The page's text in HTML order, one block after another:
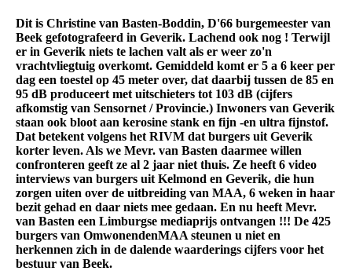
Dit is Christine van Basten-Boddin, D'66 burgemeester van
Beek gefotografeerd in Geverik. Lachend ook nog ! Terwijl
er in Geverik niets te lachen valt als er weer zo'n
vrachtvliegtuig overkomt. Gemiddeld komt er 5 a 6 keer per
dag een toestel op 45 meter over, dat daarbij tussen de 85 en
95 dB produceert met uitschieters tot 103 dB (cijfers
afkomstig van Sensornet / Provincie.) Inwoners van Geverik
staan ook bloot aan kerosine stank en fijn -en ultra fijnstof.
Dat betekent volgens het RIVM dat burgers uit Geverik
korter leven. Als we Mevr. van Basten daarmee willen
confronteren geeft ze al 2 jaar niet thuis. Ze heeft 6 video
interviews van burgers uit Kelmond en Geverik, die hun
zorgen uiten over de uitbreiding van MAA, 6 weken in haar
bezit gehad en daar niets mee gedaan. En nu heeft Mevr.
van Basten een Limburgse mediaprijs ontvangen !!! De 425
burgers van OmwonendenMAA steunen u niet en
herkennen zich in de dalende waarderings cijfers voor het
bestuur van Beek.